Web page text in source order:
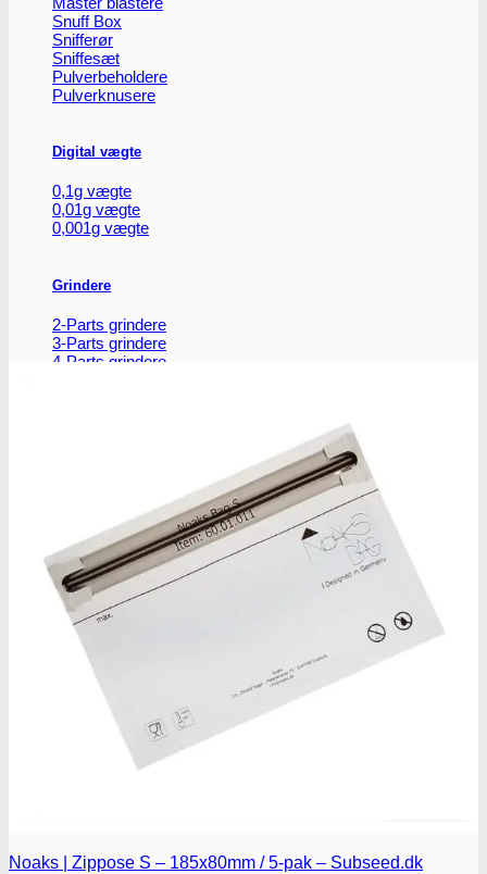
Snuff Box
Snifferør
Sniffesæt
Pulverbeholdere
Pulverknusere
Digital vægte
0,1g vægte
0,01g vægte
0,001g vægte
Grindere
2-Parts grindere
3-Parts grindere
4-Parts grindere
Røgelseskegler
Salviebundter
Røgelsesholdere
Rengøring
Lugt- og duftfjernere
Glasrens
Børster
Tilbehør
vælges
varesiden
Noaks | Zippose S – 185x80mm / 5-pak – Subseed.dk